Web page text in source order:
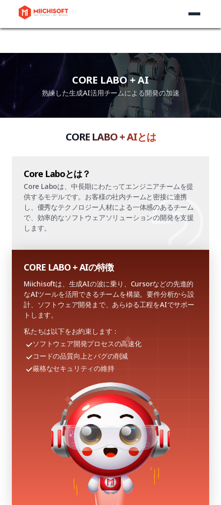
CORE LABO + AI
熟練した生成AI活用チームによる開発の加速
CORE LABO + AIとは
Core Laboとは？
Core Laboは、中長期にわたってエンジニアチームを提
供するモデルです。お客様の社内チームと密接に連携
し、優秀なテクノロジー人材による一体感のあるチーム
で、効率的なソフトウェアソリューションの開発を支援
します。
CORE LABO + AIの特徴
Miichisoftは、生成AIの波に乗り、Cursorなどの先進的
なAIツールを活用できるチームを構築。要件分析から設
計、ソフトウェア開発まで、あらゆる工程をAIでサポー
トします。
私たちは以下をお約束します：
ソフトウェア開発プロセスの高速化
コードの品質向上とバグの削減
厳格なセキュリティの維持